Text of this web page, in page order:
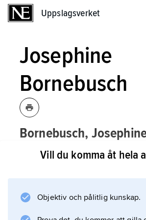
Uppslagsverket
Josephine
Bornebusch
Bornebusch,
skådespelerska.
människor” (1983). Efter roller i
Vill du komma åt hela
Objektiv och pålitlig kunskap.